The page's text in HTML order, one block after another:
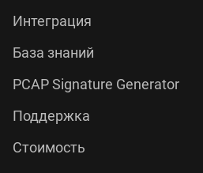
Интеграция
База знаний
PCAP Signature Generator
Поддержка
Стоимость